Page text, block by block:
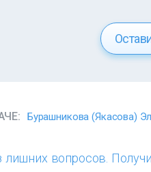
Бурашникова (Якасова)
лишних вопросов.